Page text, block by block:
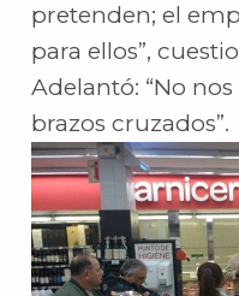
pretenden; el
para ellos”,
Adelantó: “No
brazos cruzados”.